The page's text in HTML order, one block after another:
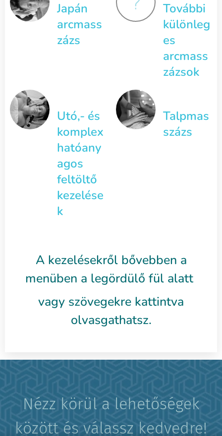
Japán
arcmass
zázs
További
különleg
es
arcmass
zázsok
Utó,- és
komplex
hatóany
agos
feltöltő
kezelése
k
Talpmas
százs
A kezelésekről bővebben a
menüben a legördülő fül alatt
vagy szövegekre kattintva
olvasgathatsz.
Nézz körül a lehetőségek
között és válassz kedvedre!